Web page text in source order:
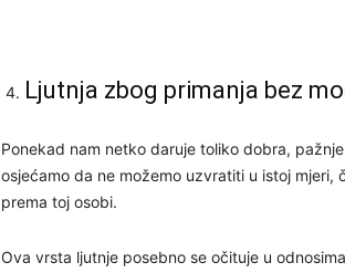
Ljutnja zbog primanja bez
Ponekad nam netko daruje toliko dobra,
osjećamo da ne možemo uzvratiti u istoj mjeri,
prema toj osobi.
Ova vrsta ljutnje posebno se očituje u